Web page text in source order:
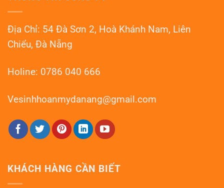
Địa Chỉ: 54 Đà Sơn 2, Hoà Khánh Nam, Liên
Chiểu, Đà Nẵng
Holine: 0786 040 666
Vesinhhoanmydanang@gmail.com
KHÁCH HÀNG CẦN BIẾT